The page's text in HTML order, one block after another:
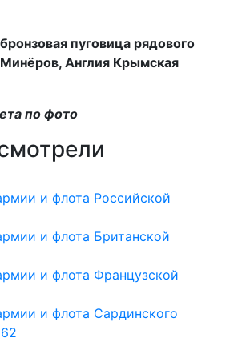
пуговица рядового
Англия Крымская
по фото
и флота Российской
и флота Британской
и флота Французской
и флота Сардинского
62